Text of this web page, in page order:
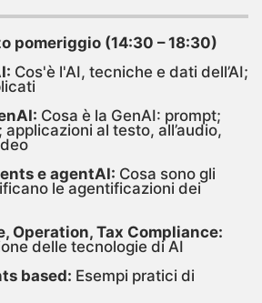
pomeriggio (14:30 – 18:30)
Cos'è l'AI, tecniche e dati dell’AI;
Cosa è la GenAI: prompt;
applicazioni al testo, all’audio,
e agentAI: Cosa sono gli
le agentificazioni dei
Operation, Tax Compliance:
delle tecnologie di AI
based: Esempi pratici di